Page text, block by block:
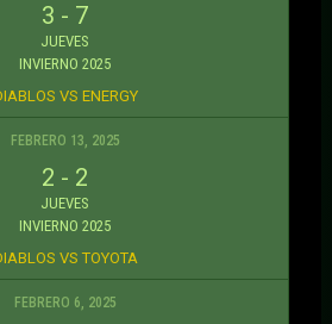
3 - 7
JUEVES
INVIERNO 2025
VS ENERGY
FEBRERO 13, 2025
2 - 2
JUEVES
INVIERNO 2025
VS TOYOTA
FEBRERO 6, 2025